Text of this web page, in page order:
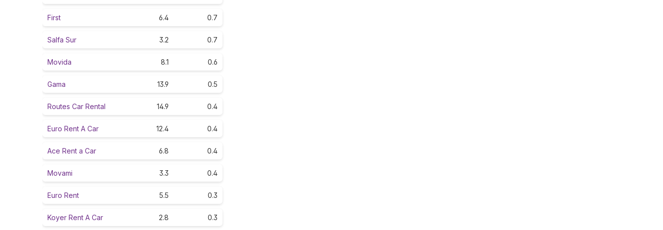
First 6.4 0.7
Salfa Sur 3.2 0.7
Movida 8.1 0.6
Gama 13.9 0.5
Routes Car Rental 14.9 0.4
Euro Rent A Car 12.4 0.4
Ace Rent a Car 6.8 0.4
Movami 3.3 0.4
Euro Rent 5.5 0.3
Koyer Rent A Car 2.8 0.3